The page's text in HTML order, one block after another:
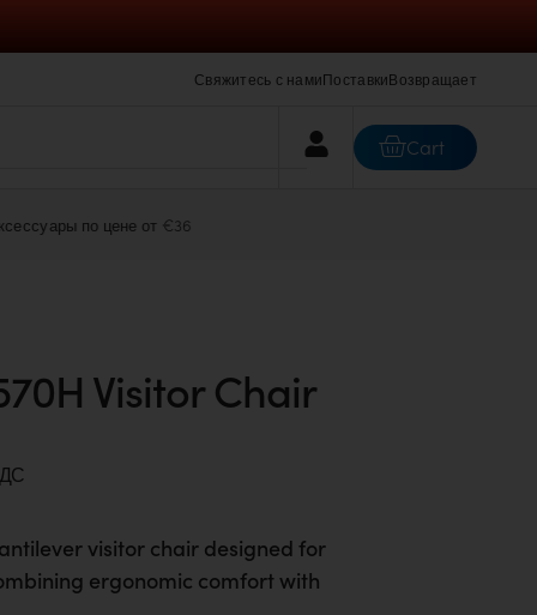
Свяжитесь с намиПоставкиВозвращает
Visitor Chair
visitor chair designed for
ergonomic comfort with